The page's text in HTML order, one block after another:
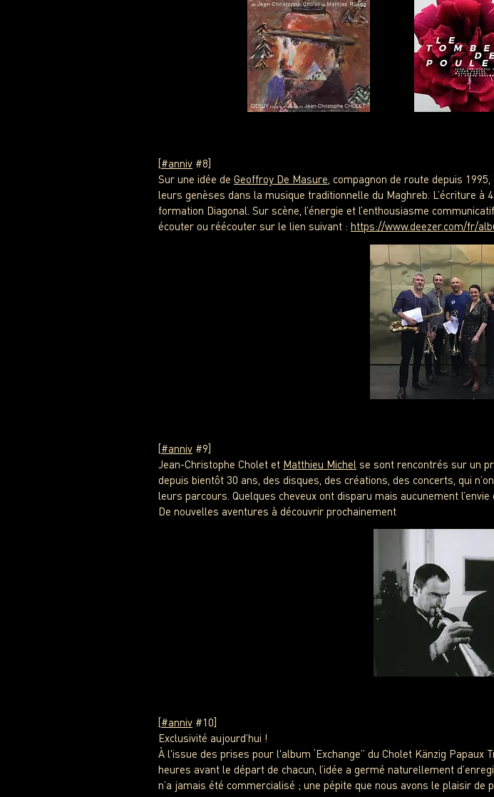
[#anniv #8]
Sur une idée de Geoffroy De Masure , compagnon de route depuis
leurs genèses dans la musique traditionnelle du Maghreb. L’écriture à
formation Diagonal. Sur scène, l’énergie et l’enthousiasme
écouter ou réécouter sur le lien suivant : https://www.deezer.com/fr/
[#anniv #9]
Jean-Christophe Cholet et Matthieu Michel se sont rencontrés sur un
depuis bientôt 30 ans, des disques, des créations, des concerts, qui
leurs parcours. Quelques cheveux ont disparu mais aucunement
De nouvelles aventures à découvrir prochainement
[#anniv #10]
Exclusivité aujourd’hui !
À l'issue des prises pour l'album ‘Exchange” du Cholet Känzig Papaux
heures avant le départ de chacun, l’idée a germé naturellement
n’a jamais été commercialisé ; une pépite que nous avons le plaisir de